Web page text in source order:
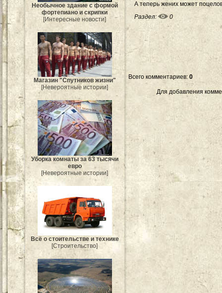
Необычное здание с формой
фортепиано и скрипки
[Интересные новости]
Магазин "Спутников жизни"
[Невероятные истории]
Уборка комнаты за 63 тысячи
евро
[Невероятные истории]
Всё о стоительстве и технике
[Строительство]
А теперь жених может
Раздел:
0
Всего комментариев: 0
Для добавления